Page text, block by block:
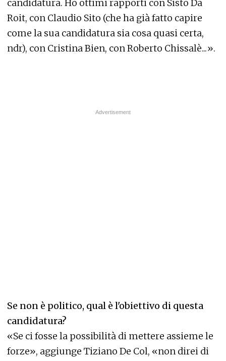
candidatura. Ho ottimi rapporti con Sisto Da
Roit, con Claudio Sito (che ha già fatto capire
come la sua candidatura sia cosa quasi certa,
ndr), con Cristina Bien, con Roberto Chissalè...».
Se non è politico, qual è l'obiettivo di questa
candidatura?
«Se ci fosse la possibilità di mettere assieme le
forze», aggiunge Tiziano De Col, «non direi di